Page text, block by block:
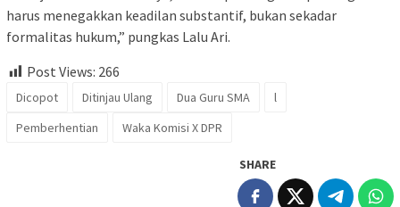
harus menegakkan keadilan substantif, bukan sekadar
formalitas hukum,” pungkas Lalu Ari.
Post Views: 266
Dicopot Ditinjau Ulang Dua Guru SMA
l
Pemberhentian
Waka Komisi X DPR
SHARE